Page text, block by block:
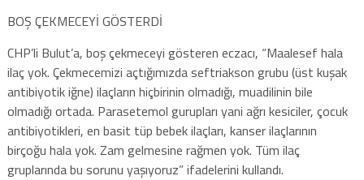
BOŞ ÇEKMECEYİ GÖSTERDİ
CHP’li Bulut’a, boş çekmeceyi gösteren eczacı, “Maalesef hala
ilaç yok. Çekmecemizi açtığımızda seftriakson grubu (üst kuşak
antibiyotik iğne) ilaçların hiçbirinin olmadığı, muadilinin bile
olmadığı ortada. Parasetemol gurupları yani ağrı kesiciler, çocuk
antibiyotikleri, en basit tüp bebek ilaçları, kanser ilaçlarının
birçoğu hala yok. Zam gelmesine rağmen yok. Tüm ilaç
gruplarında bu sorunu yaşıyoruz” ifadelerini kullandı.